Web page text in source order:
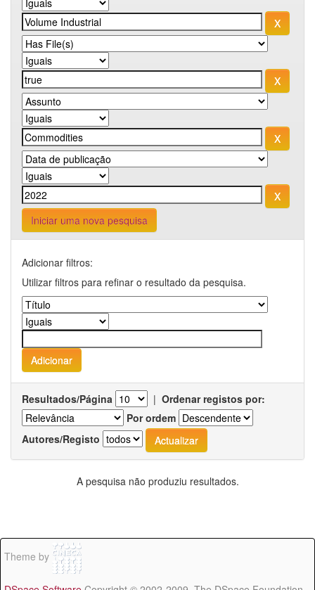
Iniciar uma nova pesquisa
Adicionar filtros:
Utilizar filtros para refinar o resultado da pesquisa.
Resultados/Página | Ordenar registos por:
Por ordem
Autores/Registo
A pesquisa não produziu resultados.
Theme by